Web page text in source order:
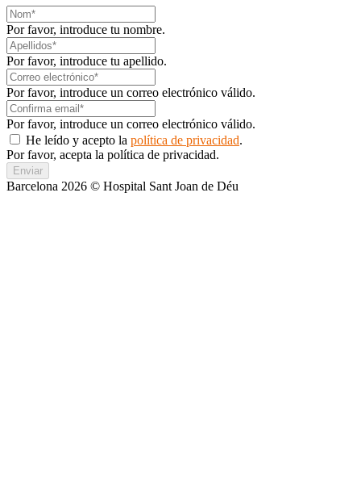
Por favor, introduce tu nombre.
Por favor, introduce tu apellido.
Por favor, introduce un correo electrónico válido.
Por favor, introduce un correo electrónico válido.
He leído y acepto la política de privacidad.
Por favor, acepta la política de privacidad.
Enviar
Barcelona 2026 © Hospital Sant Joan de Déu